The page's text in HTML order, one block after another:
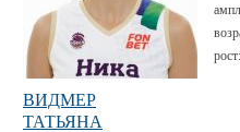
ВИДМЕР
ТАТЬЯНА
рост: